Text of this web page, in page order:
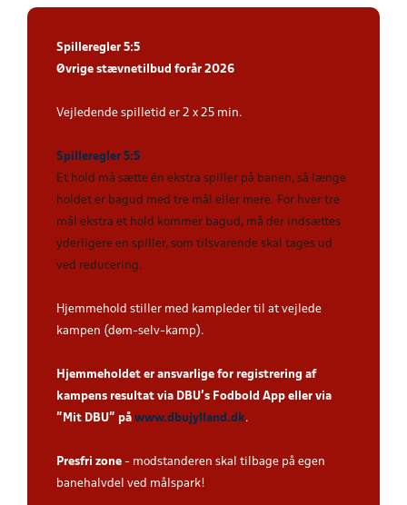
Spilleregler 5:5
Øvrige stævnetilbud forår 2026
Vejledende spilletid er 2 x 25 min.
Spilleregler 5:5
Et hold må sætte én ekstra spiller på banen, så længe
holdet er bagud med tre mål eller mere. For hver tre
mål ekstra et hold kommer bagud, må der indsættes
yderligere en spiller, som tilsvarende skal tages ud
ved reducering.
Hjemmehold stiller med kampleder til at vejlede
kampen (døm-selv-kamp).
Hjemmeholdet er ansvarlige for registrering af
kampens resultat via DBU’s Fodbold App eller via
”Mit DBU” på www.dbujylland.dk.
Presfri zone - modstanderen skal tilbage på egen
banehalvdel ved målspark!